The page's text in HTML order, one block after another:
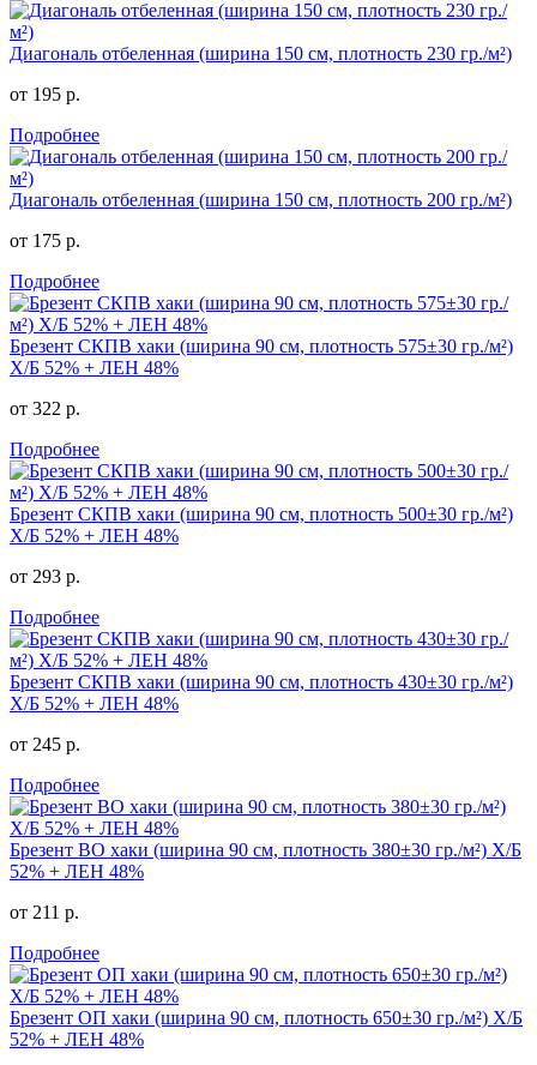
Диагональ отбеленная (ширина 150 см, плотность 230 гр./м²)
от 195 р.
Подробнее
Диагональ отбеленная (ширина 150 см, плотность 200 гр./м²)
от 175 р.
Подробнее
Брезент СКПВ хаки (ширина 90 см, плотность 575±30 гр./м²)
Х/Б 52% + ЛЕН 48%
от 322 р.
Подробнее
Брезент СКПВ хаки (ширина 90 см, плотность 500±30 гр./м²)
Х/Б 52% + ЛЕН 48%
от 293 р.
Подробнее
Брезент СКПВ хаки (ширина 90 см, плотность 430±30 гр./м²)
Х/Б 52% + ЛЕН 48%
от 245 р.
Подробнее
Брезент ВО хаки (ширина 90 см, плотность 380±30 гр./м²) Х/Б
52% + ЛЕН 48%
от 211 р.
Подробнее
Брезент ОП хаки (ширина 90 см, плотность 650±30 гр./м²) Х/Б
52% + ЛЕН 48%